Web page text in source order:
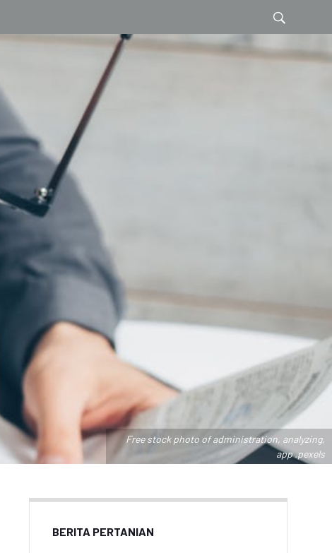
Free stock photo of administration, analyzing,
app .pexels
BERITA PERTANIAN